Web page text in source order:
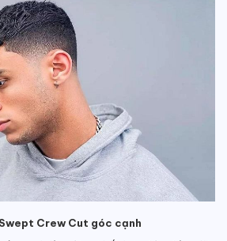
Crew Cut góc cạnh